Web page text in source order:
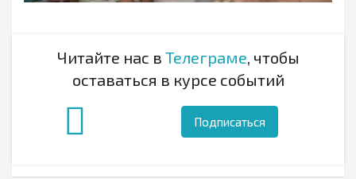
Читайте нас в Телеграме , чтобы
оставаться в курсе событий
Подписаться